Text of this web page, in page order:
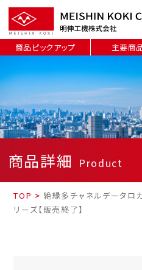
商品ピックアップ 主要商
商品詳細 Product
TOP > 絶縁多チャネルデータ
リーズ【販売終了】